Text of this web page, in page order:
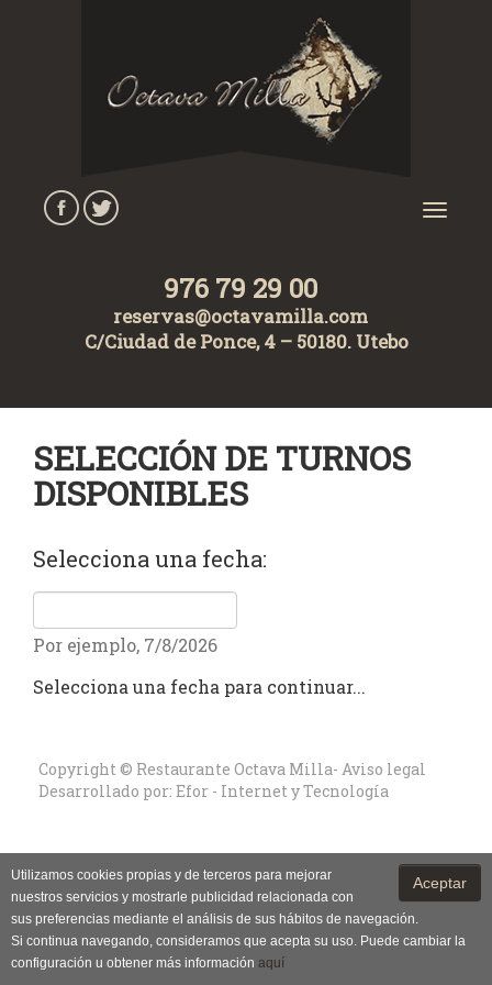
Toggle
976 79 29 00
reservas@octavamilla.com
C/Ciudad de Ponce, 4 – 50180. Utebo
SELECCIÓN DE TURNOS
DISPONIBLES
Selecciona una fecha:
Por ejemplo, 7/8/2026
Selecciona una fecha para continuar...
Copyright © Restaurante Octava Milla- Aviso legal
Desarrollado por: Efor - Internet y Tecnología
Aceptar
Utilizamos cookies propias y de terceros para mejorar
nuestros servicios y mostrarle publicidad relacionada con
sus preferencias mediante el análisis de sus hábitos de navegación.
Si continua navegando, consideramos que acepta su uso. Puede cambiar la
configuración u obtener más información aquí